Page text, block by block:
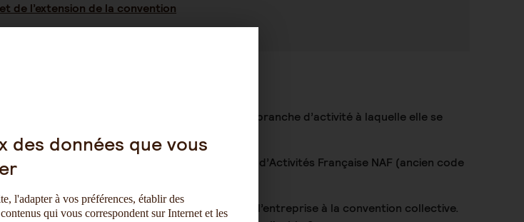
de l’extension de la convention
principale de l’entreprise ?
il est nécessaire de s’intéresser à la branche d’activité à laquelle elle se
déterminée par référence à la Nomenclature d’Activités Française NAF (ancien code
réelle qui détermine l’assujettissement de l’entreprise à la convention collective.
des données que vous
l'adapter à vos préférences, établir des
qui vous correspondent sur Internet et les